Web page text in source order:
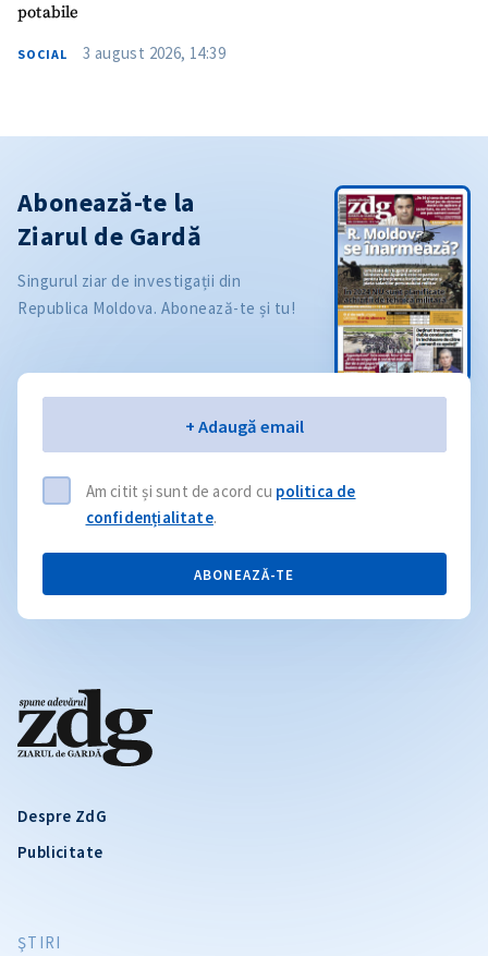
potabile
SOCIAL 3 august 2026, 14:39
Despre ZdG
Publicitate
ŞTIRI
Abonează-te la
Ziarul de Gardă
Singurul ziar de investigații din
Republica Moldova. Abonează-te și tu!
+ Adaugă email
Am citit și sunt de acord cu politica de
confidențialitate.
ABONEAZĂ-TE